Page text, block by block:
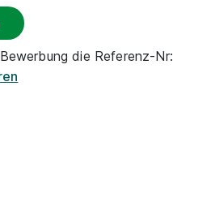
die Referenz-Nr: